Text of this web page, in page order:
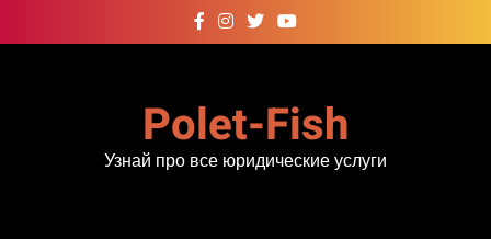
к
Polet-Fish
Узнай про все юридические услуги